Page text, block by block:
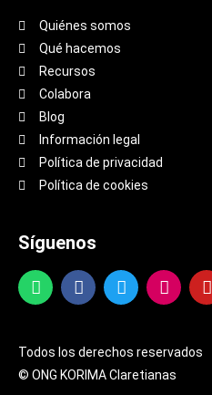
Quiénes somos
Qué hacemos
Recursos
Colabora
Blog
Información legal
Política de privacidad
Política de cookies
Síguenos
Todos los derechos reservados
© ONG KORIMA Claretianas